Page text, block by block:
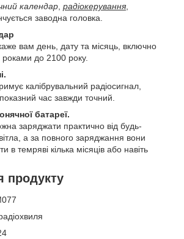
календар радіокерування
заводна головка.
вам день, дату та місяць, включно
до 2100 року.
калібрувальний радіосигнал,
час завжди точний.
батареї.
заряджати практично від будь-
а за повного заряджання вони
в темряві кілька місяців або навіть
продукту